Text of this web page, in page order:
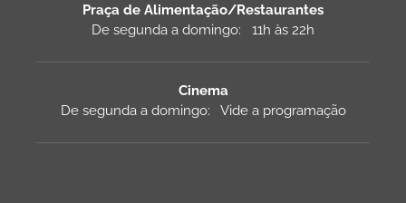
Praça de Alimentação/Restaurantes
De segunda a domingo: 11h às 22h
Cinema
De segunda a domingo: Vide a programação